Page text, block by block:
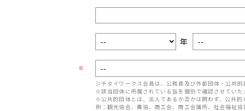
年
※
ジチタイワークス会員は、公務員及び外郭団体・公共的
※該当団体に所属されている旨を個別で確認させていた
※公共的団体とは、法人であるか否かは問わず、公共的
例：観光協会、農協、商工会、商工会議所、社会福祉